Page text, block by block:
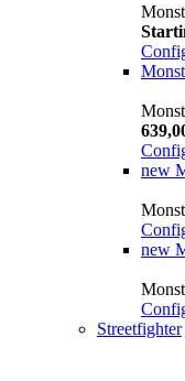
new
new
Streetfighter